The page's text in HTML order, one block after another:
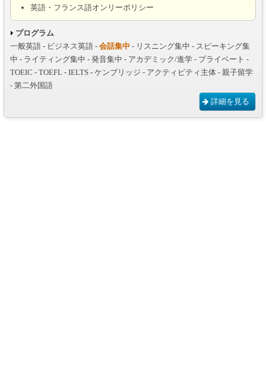
英語・フランス語オンリーポリシー
プログラム
一般英語 - ビジネス英語 - 会話集中 - リスニング集中 - スピーキング集
中 - ライティング集中 - 発音集中 - アカデミック/進学 - プライベート -
TOEIC - TOEFL - IELTS - ケンブリッジ - アクティビティ主体 - 親子留学
- 第二外国語
詳細を見る